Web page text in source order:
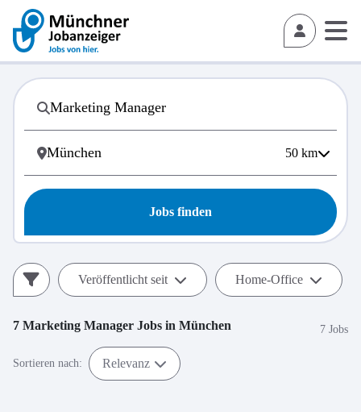
50 km
Jobs finden
Veröffentlicht seit Home-Office
7 Marketing Manager Jobs in München 7 Jobs
Sortieren nach: Relevanz